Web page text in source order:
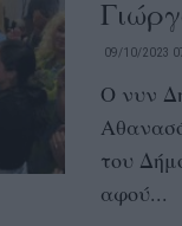
09/10/2023
Ο νυν
του
αφού...